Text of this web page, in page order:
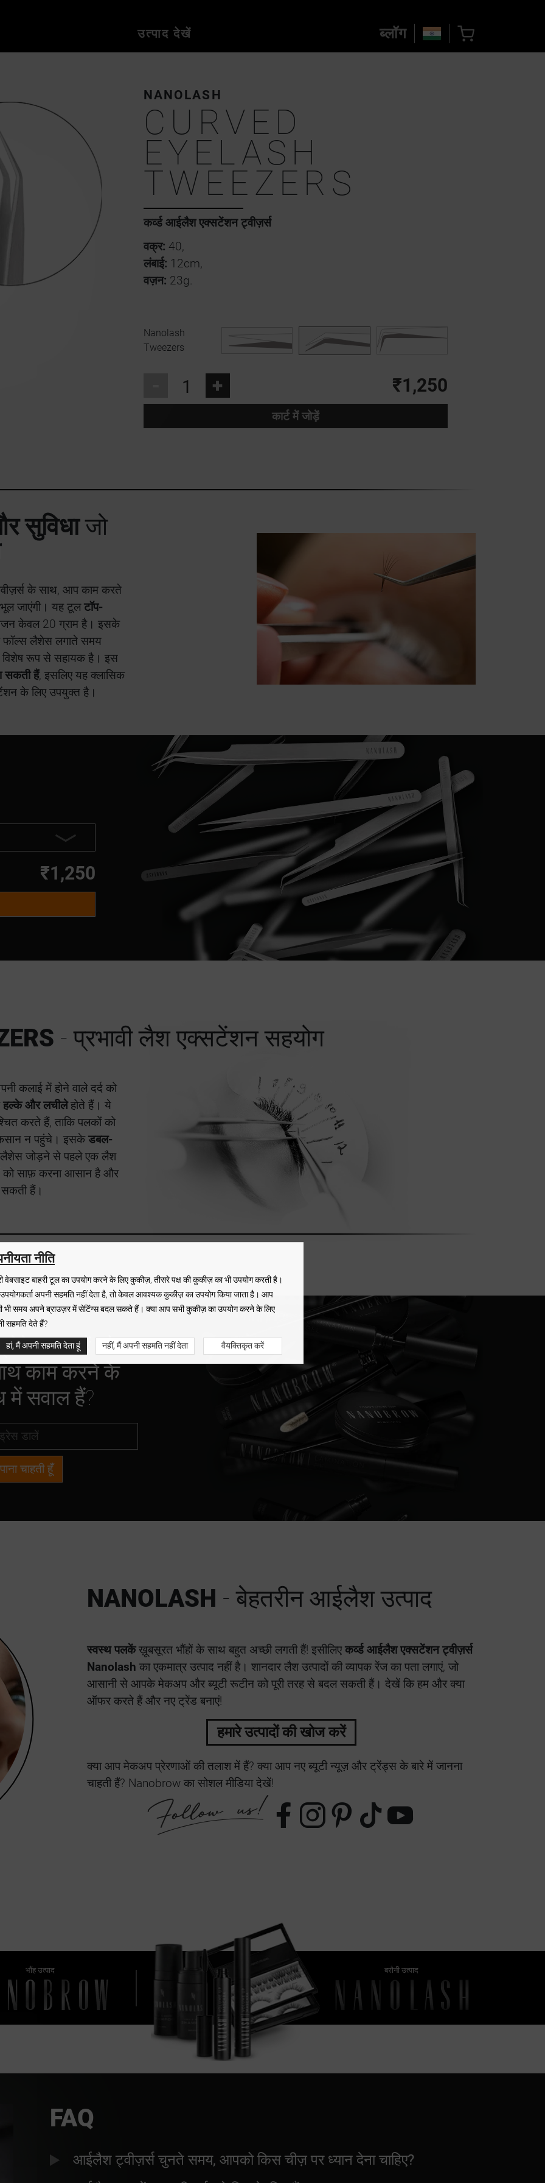
उत्पाद देखें ब्लॉग
NANOLASH
CURVED
EYELASH
TWEEZERS
कर्व्ड आईलैश एक्सटेंशन ट्वीज़र्स
वक्र: 40,
लंबाई: 12cm,
वज़न: 23g.
Nanolash
Tweezers
+ ₹1,250
कार्ट में जोड़ें
सुविधाजो
के साथ, आप काम करते
जाएंगी। यह टूलटॉप-
केवल 20 ग्राम है। इसके
फॉल्स लैशेस लगाते समय
विशेष रूप से सहायक है। इस
सकती हैं, इसलिए यह क्लासिक
के लिए उपयुक्त है।
₹1,250
- प्रभावी लैश एक्सटेंशन सहयोग
कलाई में होने वाले दर्द को
हल्के और लचीलेहोते हैं। ये
करते हैं, ताकि पलकों को
न पहुंचे। इसके डबल-
जोड़ने से पहले एक लैश
को साफ़ करना आसान है और
हैं।
हैं और
काम करने के
सवाल हैं?
चाहती हूँ
NANOLASH - बेहतरीन आईलैश उत्पाद
स्वस्थ पलकेंख़ूबसूरत भौंहों के साथ बहुत अच्छी लगती हैं! इसीलिए कर्व्ड आईलैश एक्सटेंशन ट्वीज़र्स
Nanolash का एकमात्र उत्पाद नहीं है। शानदार लैश उत्पादों की व्यापक रेंज का पता लगाएं, जो
आसानी से आपके मेकअप और ब्यूटी रूटीन को पूरी तरह से बदल सकती हैं। देखें कि हम और क्या
ऑफर करते हैं और नए ट्रेंड बनाएं!
हमारे उत्पादों की खोज करें
क्या आप मेकअप प्रेरणाओं की तलाश में हैं? क्या आप नए ब्यूटी न्यूज़ और ट्रेंड्स के बारे में जानना
चाहती हैं? Nanobrow का सोशल मीडिया देखें!
भौंह उत्पाद बरौनी उत्पाद
FAQ
आईलैश ट्वीज़र्स चुनते समय, आपको किस चीज़ पर ध्यान देना चाहिए?
नीति
वेबसाइट बाहरी टूल का उपयोग करने के लिए कुकीज़, तीसरे पक्ष की कुकीज़ का भी उपयोग करती है।
अपनी सहमति नहीं देता है, तो केवल आवश्यक कुकीज़ का उपयोग किया जाता है। आप
भी समय अपने ब्राउज़र में सेटिंग्स बदल सकते हैं। क्या आप सभी कुकीज़ का उपयोग करने के लिए
सहमति देते हैं?
हां, मैं अपनी सहमति देता हूं नहीं, मैं अपनी सहमति नहीं देता वैयक्तिकृत करें